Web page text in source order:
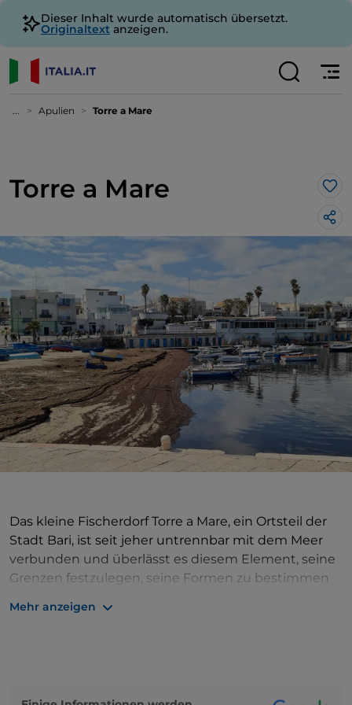
Dieser Inhalt wurde automatisch übersetzt.
Originaltext anzeigen.
... Apulien Torre a Mare
Torre a Mare
Das kleine Fischerdorf Torre a Mare, ein Ortsteil der
Stadt Bari, ist seit jeher untrennbar mit dem Meer
verbunden und überlässt es diesem Element, seine
Grenzen festzulegen, seine Formen zu bestimmen
Ortszentrum konzentriert sich rund um einen Turm
Mehr anzeigen